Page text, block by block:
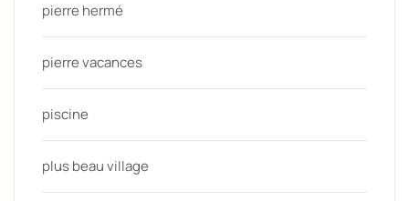
pierre hermé
pierre vacances
piscine
plus beau village